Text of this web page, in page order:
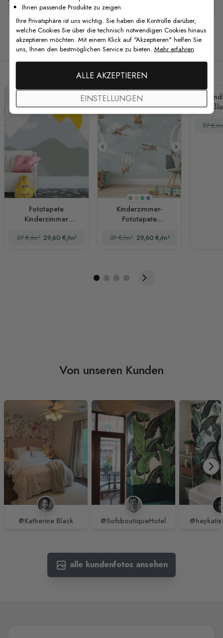
Verwandte Produkte
Fototapete
Kinderzimmer
Heißluftballon
37 €/m² 29,60 €/m²
Beige
Rosa
Grün
Blau
Kinderzimmer-
Fototapete
Cartoon-Tieren
37 €/m² 29,60 €/m²
37 €/
Von unseren Kunden
@Katherine Black @SofsboutiqueHotel
alle kundenfotos ansehen
Ihnen passende Produkte zu zeigen
Ihre Privatsphäre ist uns wichtig. Sie haben die Kontrolle darüber,
welche Cookies Sie über die technisch notwendigen Cookies hinaus
akzeptieren möchten. Mit einem Klick auf "Akzeptieren" helfen Sie
uns, Ihnen den bestmöglichen Service zu bieten. Mehr erfahren
ALLE AKZEPTIEREN
EINSTELLUNGEN